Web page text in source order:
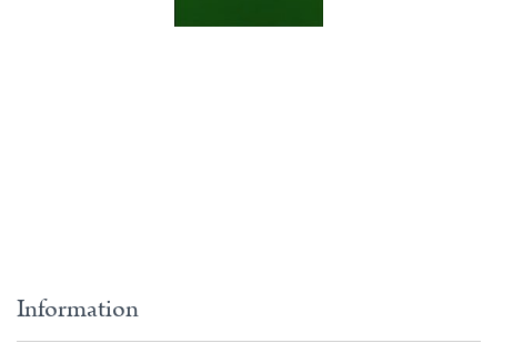
Information